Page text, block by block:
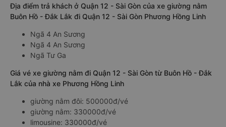
Địa điểm trả khách ở Quận 12 - Sài Gòn của xe giường nằm
Buôn Hồ - Đắk Lắk đi Quận 12 - Sài Gòn Phương Hồng Linh
Ngã 4 An Sương
Ngã 4 An Sương
Ngã Tư Ga
Giá vé xe giường nằm đi Quận 12 - Sài Gòn từ Buôn Hồ - Đắk
Lắk của nhà xe Phương Hồng Linh
giường nằm đôi: 500000đ/vé
giường nằm: 330000đ/vé
limousine: 330000đ/vé